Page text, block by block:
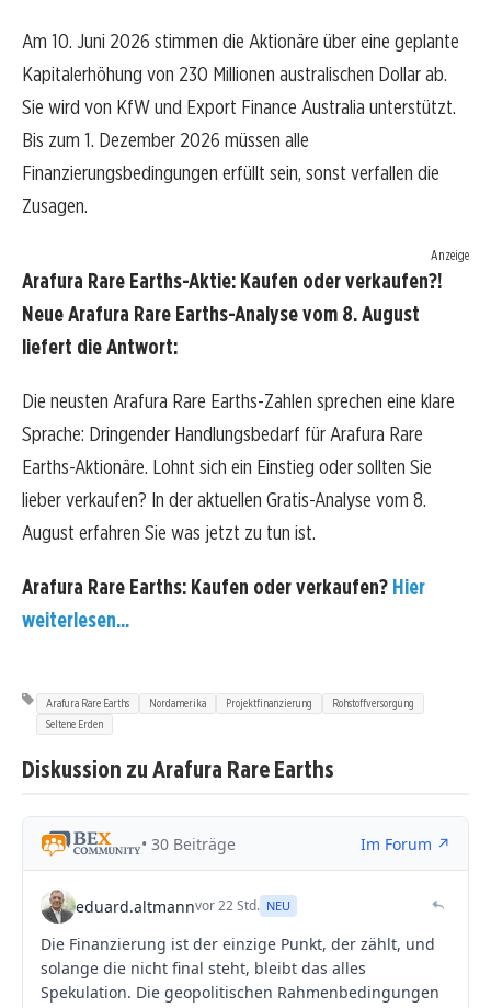
Am 10. Juni 2026 stimmen die Aktionäre über eine geplante
Kapitalerhöhung von 230 Millionen australischen Dollar ab.
Sie wird von KfW und Export Finance Australia unterstützt.
Bis zum 1. Dezember 2026 müssen alle
Finanzierungsbedingungen erfüllt sein, sonst verfallen die
Zusagen.
Anzeige
Arafura Rare Earths-Aktie: Kaufen oder verkaufen?!
Neue Arafura Rare Earths-Analyse vom 8. August
liefert die Antwort:
Die neusten Arafura Rare Earths-Zahlen sprechen eine klare
Sprache: Dringender Handlungsbedarf für Arafura Rare
Earths-Aktionäre. Lohnt sich ein Einstieg oder sollten Sie
lieber verkaufen? In der aktuellen Gratis-Analyse vom 8.
August erfahren Sie was jetzt zu tun ist.
Arafura Rare Earths: Kaufen oder verkaufen? Hier
weiterlesen...
Arafura Rare Earths Nordamerika Projektfinanzierung
Rohstoffversorgung
Seltene Erden
Diskussion zu Arafura Rare Earths